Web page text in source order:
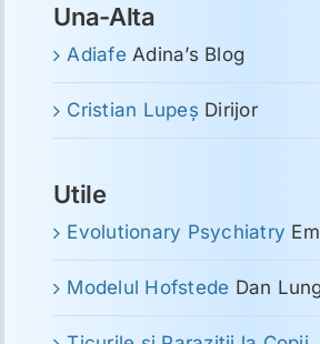
Una-Alta
Adiafe Adina’s Blog
Cristian Lupeş Dirijor
Utile
Evolutionary Psychiatry
Modelul Hofstede Dan